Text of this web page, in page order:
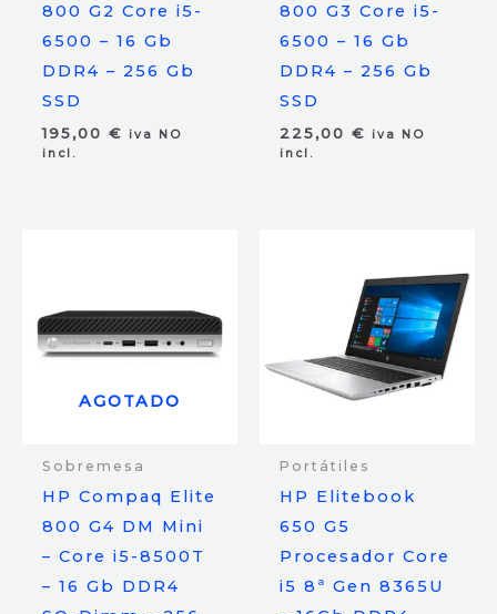
800 G2 Core i5-
6500 – 16 Gb
DDR4 – 256 Gb
SSD
195,00 €
iva NO
incl.
800 G3 Core i5-
6500 – 16 Gb
DDR4 – 256 Gb
SSD
225,00 €
iva NO
incl.
AGOTADO
Sobremesa
HP Compaq Elite
800 G4 DM Mini
– Core i5-8500T
– 16 Gb DDR4
Portátiles
HP Elitebook
650 G5
Procesador Core
i5 8ª Gen 8365U